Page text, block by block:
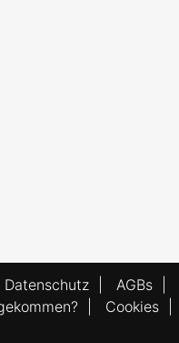
Datenschutz| AGBs|
Cookies